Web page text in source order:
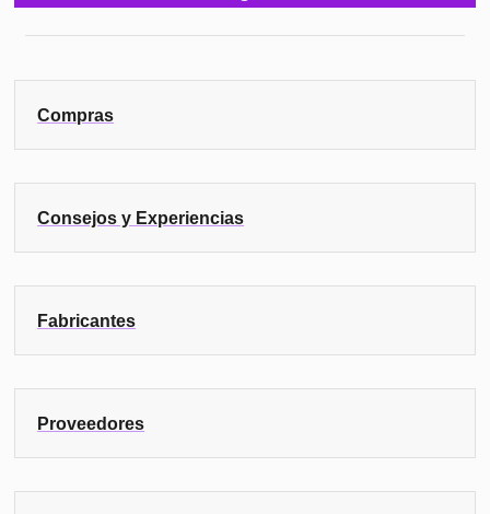
Compras
Consejos y Experiencias
Fabricantes
Proveedores